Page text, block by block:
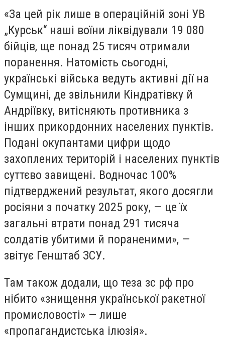
«За цей рік лише в операційній зоні УВ
„Курськ“ наші воїни ліквідували 19 080
бійців, ще понад 25 тисяч отримали
поранення. Натомість сьогодні,
українські війська ведуть активні дії на
Сумщині, де звільнили Кіндратівку й
Андріївку, витісняють противника з
інших прикордонних населених пунктів.
Подані окупантами цифри щодо
захоплених територій і населених пунктів
суттєво завищені. Водночас 100%
підтверджений результат, якого досягли
росіяни з початку 2025 року, — це їх
загальні втрати понад 291 тисяча
солдатів убитими й пораненими», —
звітує Генштаб ЗСУ.
Там також додали, що теза зс рф про
нібито «знищення української ракетної
промисловості» — лише
«пропагандистська ілюзія».